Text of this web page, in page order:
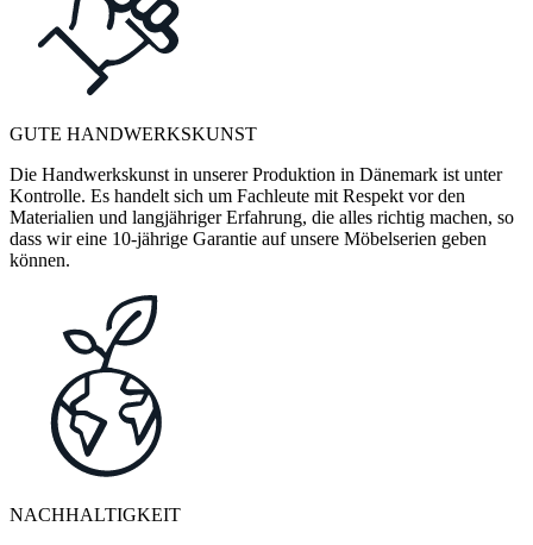
GUTE HANDWERKSKUNST
Die Handwerkskunst in unserer Produktion in Dänemark ist unter
Kontrolle. Es handelt sich um Fachleute mit Respekt vor den
Materialien und langjähriger Erfahrung, die alles richtig machen, so
dass wir eine 10-jährige Garantie auf unsere Möbelserien geben
können.
NACHHALTIGKEIT